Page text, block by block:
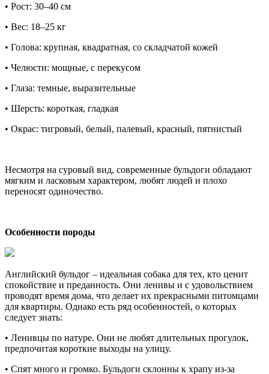
• Рост: 30–40 см
• Вес: 18–25 кг
• Голова: крупная, квадратная, со складчатой кожей
• Челюсти: мощные, с перекусом
• Глаза: темные, выразительные
• Шерсть: короткая, гладкая
• Окрас: тигровый, белый, палевый, красный, пятнистый
Несмотря на суровый вид, современные бульдоги обладают
мягким и ласковым характером, любят людей и плохо
переносят одиночество.
Особенности породы
Английский бульдог – идеальная собака для тех, кто ценит
спокойствие и преданность. Они ленивы и с удовольствием
проводят время дома, что делает их прекрасными питомцами
для квартиры. Однако есть ряд особенностей, о которых
следует знать:
• Ленивцы по натуре. Они не любят длительных прогулок,
предпочитая короткие выходы на улицу.
• Спят много и громко. Бульдоги склонны к храпу из-за